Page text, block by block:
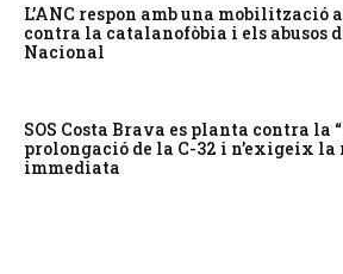
L’ANC respon amb una mobilització
contra la catalanofòbia i els abusos
Nacional
SOS Costa Brava es planta contra la
prolongació de la C-32 i n’exigeix
immediata